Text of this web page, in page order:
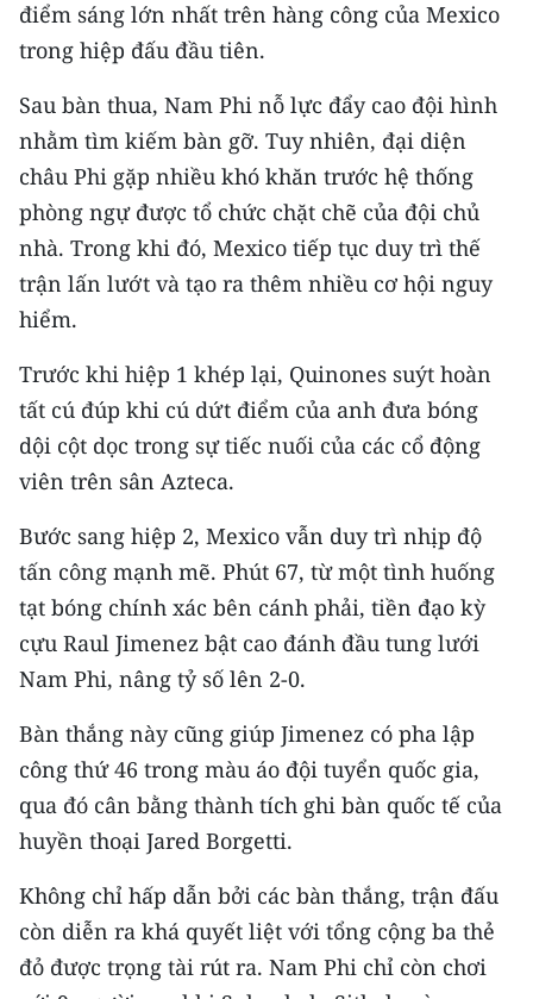
TIN ĐỊA PHƯƠNG
Trung du và miền núi phía Bắc
Đồng bằng sông Hồng
Bắc Trung Bộ
Duyên hải Nam Trung Bộ và Tây
Nguyên
Đông Nam Bộ
Chuyên trang Hà Nội
Chuyên trang TP. Hồ Chí Minh
CÁC CHUYÊN TRANG
VỀ BÁO NHÂN DÂN
NHÂN DÂN CUỐI TUẦN
NHÂN DÂN HẰNG THÁNG
ĐỌC BÁO IN
điểm sáng lớn nhất trên hàng công của Mexico
trong hiệp đấu đầu tiên.
Sau bàn thua, Nam Phi nỗ lực đẩy cao đội hình
nhằm tìm kiếm bàn gỡ. Tuy nhiên, đại diện
châu Phi gặp nhiều khó khăn trước hệ thống
phòng ngự được tổ chức chặt chẽ của đội chủ
nhà. Trong khi đó, Mexico tiếp tục duy trì thế
trận lấn lướt và tạo ra thêm nhiều cơ hội nguy
hiểm.
Trước khi hiệp 1 khép lại, Quinones suýt hoàn
tất cú đúp khi cú dứt điểm của anh đưa bóng
dội cột dọc trong sự tiếc nuối của các cổ động
viên trên sân Azteca.
Bước sang hiệp 2, Mexico vẫn duy trì nhịp độ
tấn công mạnh mẽ. Phút 67, từ một tình huống
tạt bóng chính xác bên cánh phải, tiền đạo kỳ
cựu Raul Jimenez bật cao đánh đầu tung lưới
Nam Phi, nâng tỷ số lên 2-0.
Bàn thắng này cũng giúp Jimenez có pha lập
công thứ 46 trong màu áo đội tuyển quốc gia,
qua đó cân bằng thành tích ghi bàn quốc tế của
huyền thoại Jared Borgetti.
Không chỉ hấp dẫn bởi các bàn thắng, trận đấu
còn diễn ra khá quyết liệt với tổng cộng ba thẻ
đỏ được trọng tài rút ra. Nam Phi chỉ còn chơi